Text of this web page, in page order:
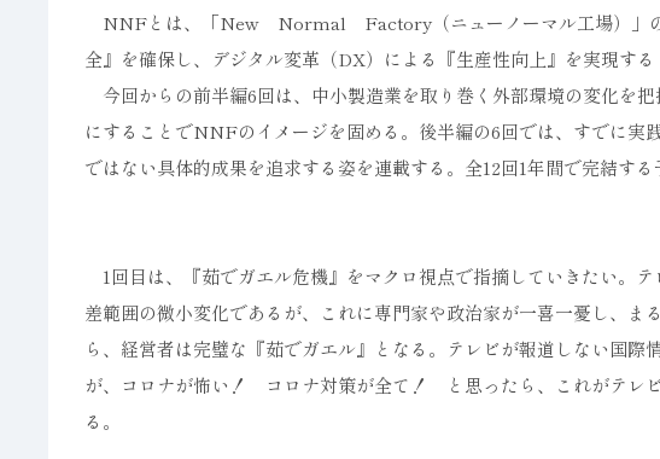
NNFとは、「New Normal Factory（ニューノーマル工場）」の
全』を確保し、デジタル変革（DX）による『生産性向上』を実現す
今回からの前半編6回は、中小製造業を取り巻く外部環境の変化を
にすることでNNFのイメージを固める。後半編の6回では、すでに実
ではない具体的成果を追求する姿を連載する。全12回1年間で完結す
1回目は、『茹でガエル危機』をマクロ視点で指摘していきたい。
差範囲の微小変化であるが、これに専門家や政治家が一喜一憂し、
ら、経営者は完璧な『茹でガエル』となる。テレビが報道しない国
が、コロナが怖い！ コロナ対策が全て！ と思ったら、これがテレ
る。